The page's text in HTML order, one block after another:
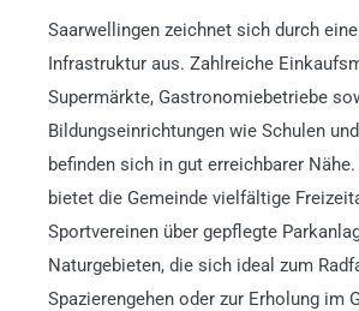
Saarwellingen zeichnet sich durch
Infrastruktur aus. Zahlreiche
Supermärkte, Gastronomiebetriebe
Bildungseinrichtungen wie Schulen
befinden sich in gut erreichbarer
bietet die Gemeinde vielfältige
Sportvereinen über gepflegte
Naturgebieten, die sich ideal zum
Spazierengehen oder zur Erholung im